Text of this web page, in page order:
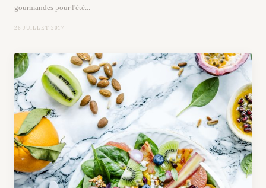
gourmandes pour l'été...
26 JUILLET 2017